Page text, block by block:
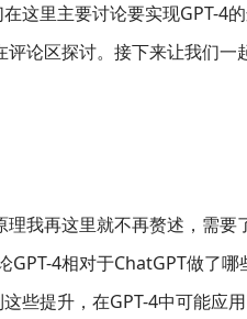
这里主要讨论要实现GPT-4
论区探讨。接下来让我们一
我再这里就不再赘述，需
4相对于ChatGPT做了哪
些提升，在GPT-4中可能应